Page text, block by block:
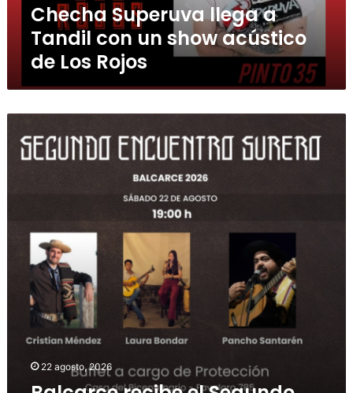
Checha Superuva llega a
Tandil con un show acústico
de Los Rojos
22 agosto, 2026